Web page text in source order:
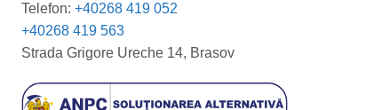
Telefon: +40268 419 052
+40268 419 563
Strada Grigore Ureche 14, Brasov